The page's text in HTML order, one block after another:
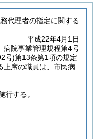
代理者の指定に関する
平成22年4月1日
病院事業管理規程第4号
号)第13条第1項の規定
上席の職員は、市民病
行する。